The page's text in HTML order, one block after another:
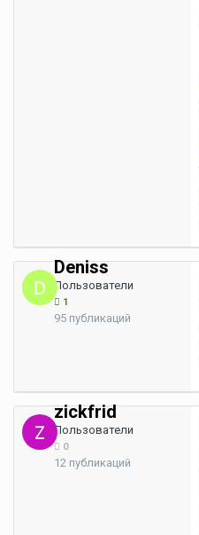
Deniss
Пользователи
1
95 публикаций
zickfrid
Пользователи
0
12 публикаций